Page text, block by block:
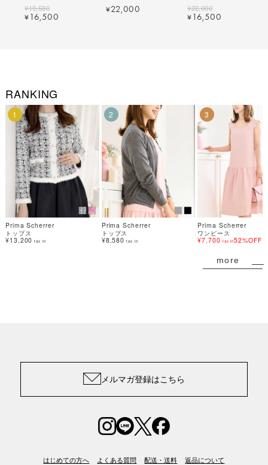
0990【1】
¥19,580
¥ 16,500
psc321-0989【1】
¥22,000
Scherrer 全2色｜psc311-
0988【1】
¥22,000
¥ 16,500
RANKING
1
Prima Scherrer
トップス
¥13,200 tax in
2
Prima Scherrer
トップス
¥8,580 tax in
3
Prima Scherrer
ワンピース
¥7,700 tax in52%OFF
more
メルマガ登録はこちら
はじめての方へ よくある質問 配送・送料 返品について